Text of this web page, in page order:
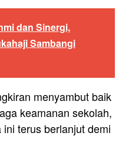
dan Sinergi,
Sambangi
menyambut baik
keamanan sekolah,
terus berlanjut demi